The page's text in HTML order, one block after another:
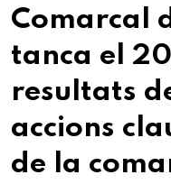
Comarcal
tanca el
resultats
accions
de la